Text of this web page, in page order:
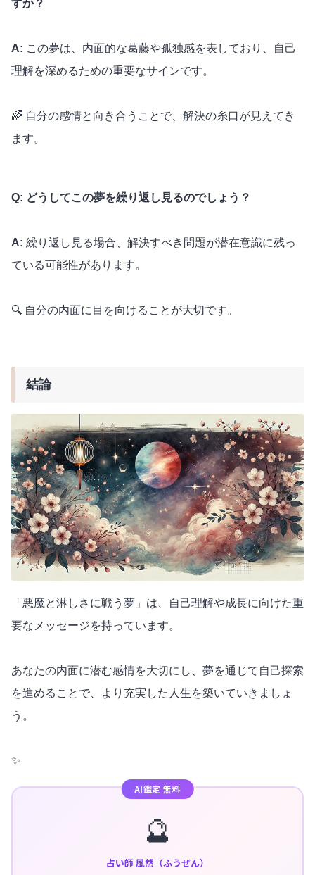
すか？
A: この夢は、内面的な葛藤や孤独感を表しており、自己
理解を深めるための重要なサインです。
🌈 自分の感情と向き合うことで、解決の糸口が見えてき
ます。
Q: どうしてこの夢を繰り返し見るのでしょう？
A: 繰り返し見る場合、解決すべき問題が潜在意識に残っ
ている可能性があります。
🔍 自分の内面に目を向けることが大切です。
結論
「悪魔と淋しさに戦う夢」は、自己理解や成長に向けた重
要なメッセージを持っています。
あなたの内面に潜む感情を大切にし、夢を通じて自己探索
を進めることで、より充実した人生を築いていきましょ
う。
✨
AI鑑定 無料
🔮
占い師 風然（ふうぜん）